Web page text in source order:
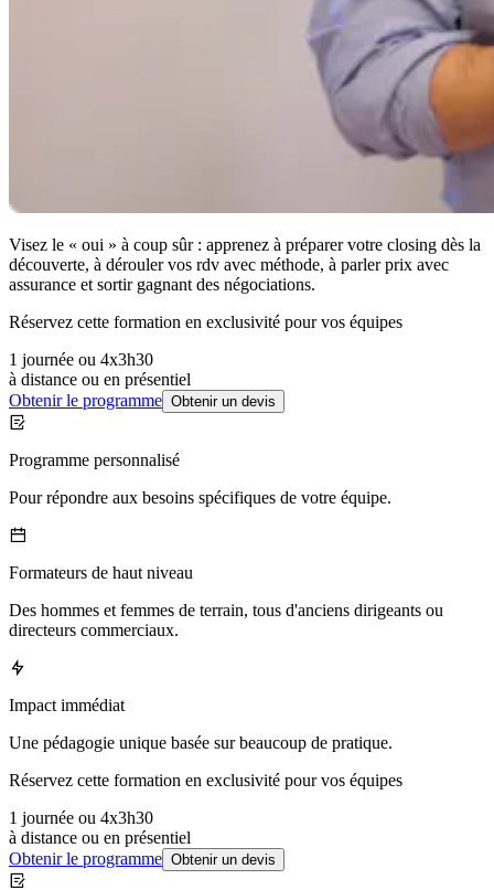
Visez le « oui » à coup sûr : apprenez à préparer votre closing dès la
découverte, à dérouler vos rdv avec méthode, à parler prix avec
assurance et sortir gagnant des négociations.
Réservez cette formation en exclusivité pour vos équipes
1 journée ou 4x3h30
à distance ou en présentiel
Obtenir le programme Obtenir un devis
Programme personnalisé
Pour répondre aux besoins spécifiques de votre équipe.
Formateurs de haut niveau
Des hommes et femmes de terrain, tous d'anciens dirigeants ou
directeurs commerciaux.
Impact immédiat
Une pédagogie unique basée sur beaucoup de pratique.
Réservez cette formation en exclusivité pour vos équipes
1 journée ou 4x3h30
à distance ou en présentiel
Obtenir le programme Obtenir un devis